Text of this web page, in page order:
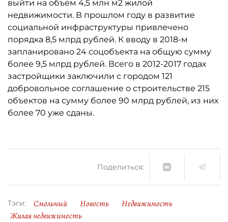
выйти на объем 4,5 млн м2 жилой
недвижимости. В прошлом году в развитие
социальной инфраструктуры привлечено
порядка 8,5 млрд рублей. К вводу в 2018-м
запланировано 24 соцобъекта на общую сумму
более 9,5 млрд рублей. Всего в 2012-2017 годах
застройщики заключили с городом 121
добровольное соглашение о строительстве 215
объектов на сумму более 90 млрд рублей, из них
более 70 уже сданы.
Поделиться:
Тэги: Смольный Новость
Недвижимость
Жилая недвижимость